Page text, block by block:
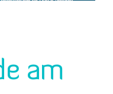
am